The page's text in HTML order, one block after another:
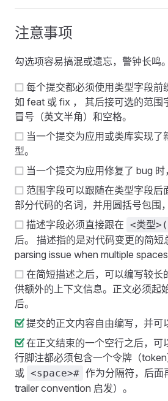
注意事项
勾选项容易搞混或遗忘，警钟长鸣。
每个提交都必须使用类型字段前
如 feat 或 fix ， 其后接可选的范围
冒号（英文半角）和空格。
当一个提交为应用或类库实现
型。
当一个提交为应用修复了 bug 时
范围字段可以跟随在类型字段
部分代码的名词，并用圆括号包围
描述字段必须直接跟在 <类型
后。 描述指的是对代码变更的简
parsing issue when multiple
在简短描述之后，可以编写较长
供额外的上下文信息。正文必须起
后。
提交的正文内容自由编写，并可
在正文结束的一个空行之后，可
行脚注都必须包含一个令牌（
或 <space># 作为分隔符，后面
trailer convention 启发）。